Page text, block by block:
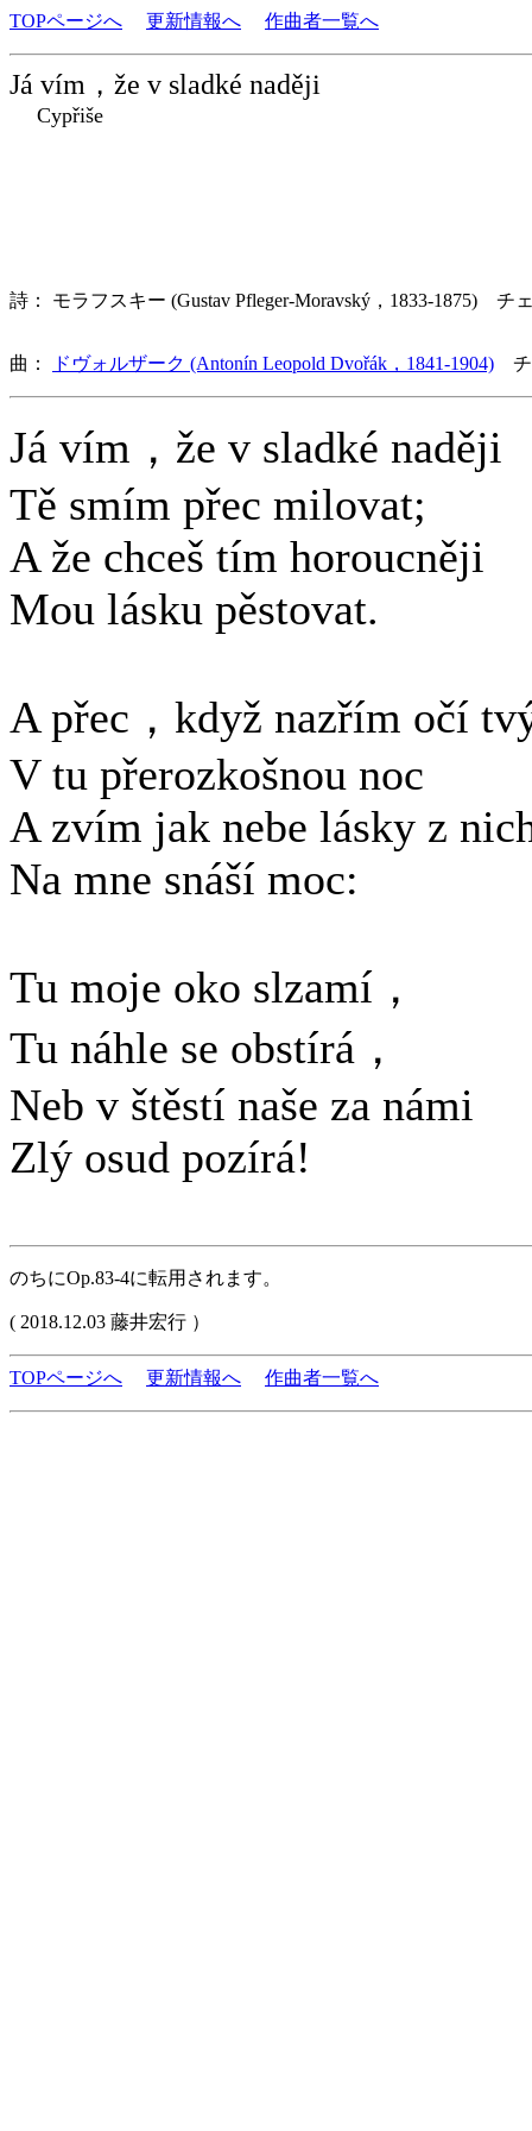
TOPページへ 更新情報へ 作曲者一覧へ
Já vím，že v sladké naději
Cypřiše
詩： モラフスキー (Gustav Pfleger-Moravský，1833-1875) チ
曲： ドヴォルザーク (Antonín Leopold Dvořák，1841-1904) チ
Já vím，že v sladké naději
Tě smím přec milovat;
A že chceš tím horoucněji
Mou lásku pěstovat.
A přec，když nazřím očí
V tu přerozkošnou noc
A zvím jak nebe lásky z
Na mne snáší moc:
Tu moje oko slzamí，
Tu náhle se obstírá，
Neb v štěstí naše za námi
Zlý osud pozírá!
のちにOp.83-4に転用されます。
( 2018.12.03 藤井宏行 ）
TOPページへ 更新情報へ 作曲者一覧へ